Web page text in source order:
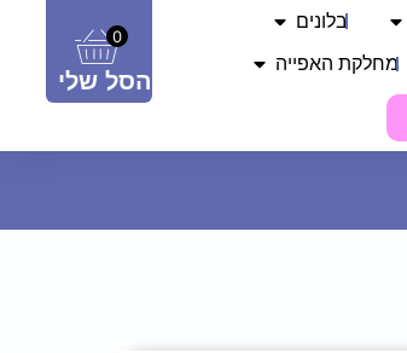
0
הסל שלי
בלונים
מחלקת האפייה